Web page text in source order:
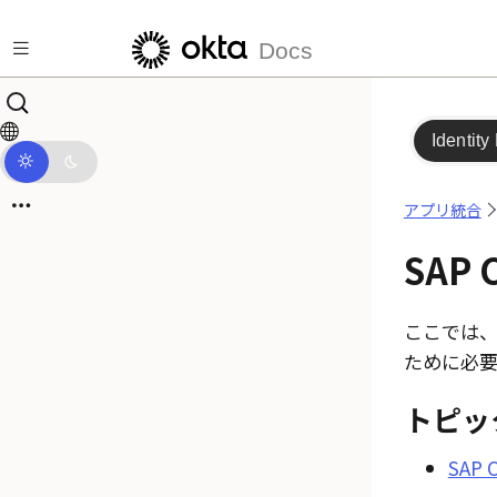
Docs
Identity
アプリ統合
SAP
ここでは
ために必
トピ
SAP